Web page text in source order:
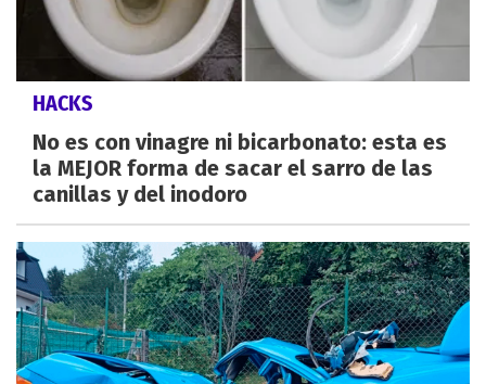
HACKS
No es con vinagre ni bicarbonato: esta es
la MEJOR forma de sacar el sarro de las
canillas y del inodoro